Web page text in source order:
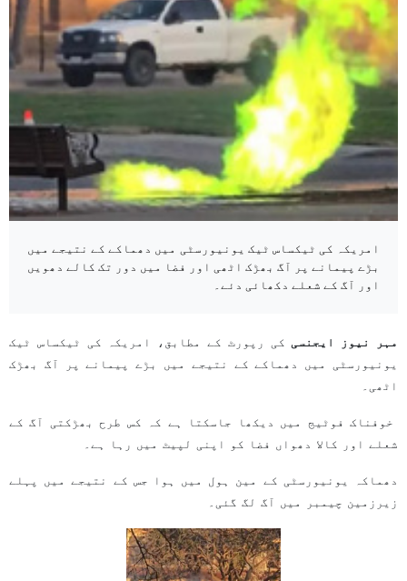
امریکہ کی ٹیکساس ٹیک یونیورسٹی میں دھماکے کے نتیجے میں
بڑے پیمانے پر آگ بھڑک اٹھی اور فضا میں دور تک کالے دھویں
اور آگ کے شعلے دکھائی دئے۔
مہر نیوز ایجنسی کی رپورٹ کے مطابق، امریکہ کی ٹیکساس ٹیک
یونیورسٹی میں دھماکے کے نتیجے میں بڑے پیمانے پر آگ بھڑک
اٹھی۔
خوفناک فوٹیج میں دیکھا جاسکتا ہے کہ کس طرح بھڑکتی آگ کے
شعلے اور کالا دھواں فضا کو اپنی لپیٹ میں رہا ہے۔
دھماکہ یونیورسٹی کے مین ہول میں ہوا جس کے نتیجے میں پہلے
زیرزمین چیمبر میں آگ لگ گئی۔